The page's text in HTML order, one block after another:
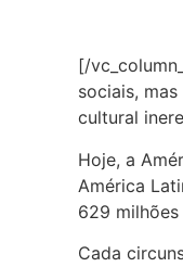
[/
sociais,
cultural
Hoje, a
América
629
Cada